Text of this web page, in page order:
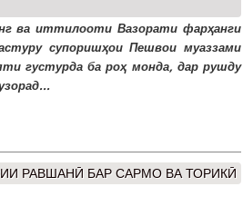
ва иттилооти Вазорати фарҳанги
супоришҳои Пешвои муаззами
густурда ба роҳ монда, дар рушду
РАВШАНӢ БАР САРМО ВА ТОРИКӢ